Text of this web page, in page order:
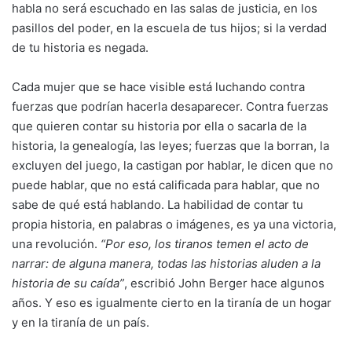
habla no será escuchado en las salas de justicia, en los
pasillos del poder, en la escuela de tus hijos; si la verdad
de tu historia es negada.
Cada mujer que se hace visible está luchando contra
fuerzas que podrían hacerla desaparecer. Contra fuerzas
que quieren contar su historia por ella o sacarla de la
historia, la genealogía, las leyes; fuerzas que la borran, la
excluyen del juego, la castigan por hablar, le dicen que no
puede hablar, que no está calificada para hablar, que no
sabe de qué está hablando. La habilidad de contar tu
propia historia, en palabras o imágenes, es ya una victoria,
una revolución. “Por eso, los tiranos temen el acto de
narrar: de alguna manera, todas las historias aluden a la
historia de su caída”, escribió John Berger hace algunos
años. Y eso es igualmente cierto en la tiranía de un hogar
y en la tiranía de un país.